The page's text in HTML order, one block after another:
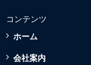
コンテンツ
ホーム
会社案内